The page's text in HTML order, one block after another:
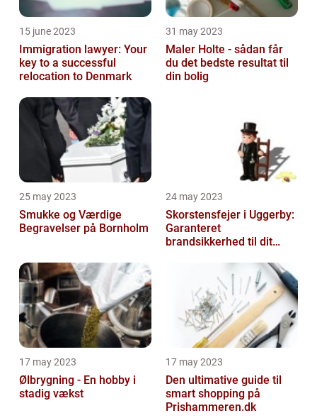
15 june 2023
Immigration lawyer: Your
key to a successful
relocation to Denmark
31 may 2023
Maler Holte - sådan får
du det bedste resultat til
din bolig
25 may 2023
Smukke og Værdige
Begravelser på Bornholm
24 may 2023
Skorstensfejer i Uggerby:
Garanteret
brandsikkerhed til dit
17 may 2023
Ølbrygning - En hobby i
stadig vækst
17 may 2023
Den ultimative guide til
smart shopping på
Prishammeren.dk